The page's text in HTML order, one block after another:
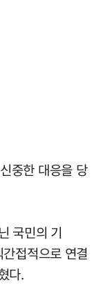
중한 대응을 당
국민의 기
접적으로 연결
다.